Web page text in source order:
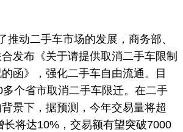
动二手车市场的发展，商务部、
发布《关于请提供取消二手车限制
函》，强化二手车自由流通。目
个省市取消二手车限迁。在二手
景下，据预测，今年交易量将超
长将达10%，交易额有望突破7000